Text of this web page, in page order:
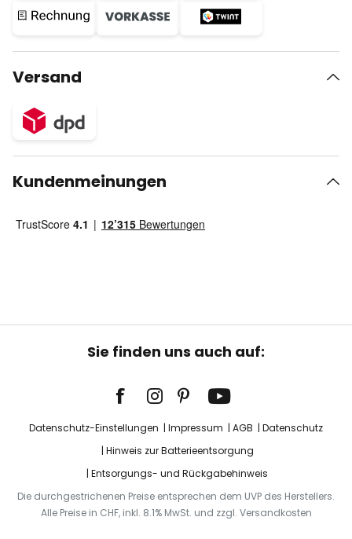
Versand
Kundenmeinungen
Sie finden uns auch auf:
Datenschutz-Einstellungen Impressum AGB
Datenschutz
Hinweis zur Batterieentsorgung
Entsorgungs- und Rückgabehinweis
Die durchgestrichenen Preise entsprechen dem UVP des Herstellers.
Alle Preise in CHF, inkl. 8.1% MwSt. und zzgl. Versandkosten